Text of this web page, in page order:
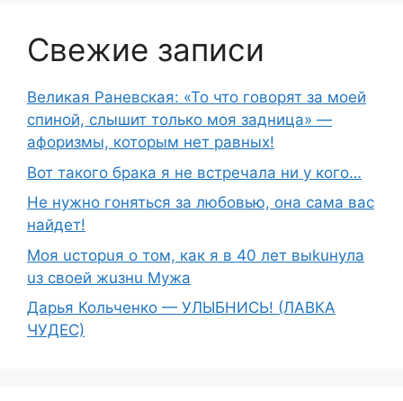
Свежие записи
Великая Раневская: «То что говорят за моей
спиной, слышит только моя задница» —
афоризмы, которым нет равных!
Вот такого брака я не встречала ни у кого…
Не нужно гоняться за любовью, она сама вас
найдет!
Moя ucтopuя о том, как я в 40 лет выkuнyлa
uз свoeй жuзнu Myжа
Дарья Кольченко — УЛЫБНИСЬ! (ЛАВКА
ЧУДЕС)